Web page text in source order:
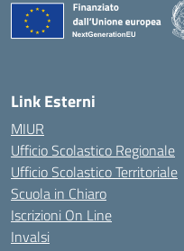
Link Esterni
MIUR
Ufficio Scolastico Regionale
Ufficio Scolastico Territoriale
Scuola in Chiaro
Iscrizioni On Line
Invalsi